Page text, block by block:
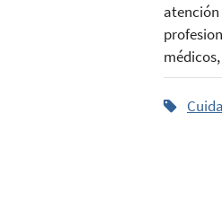
atención